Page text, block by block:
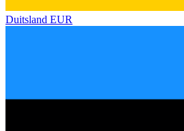
Duitsland EUR